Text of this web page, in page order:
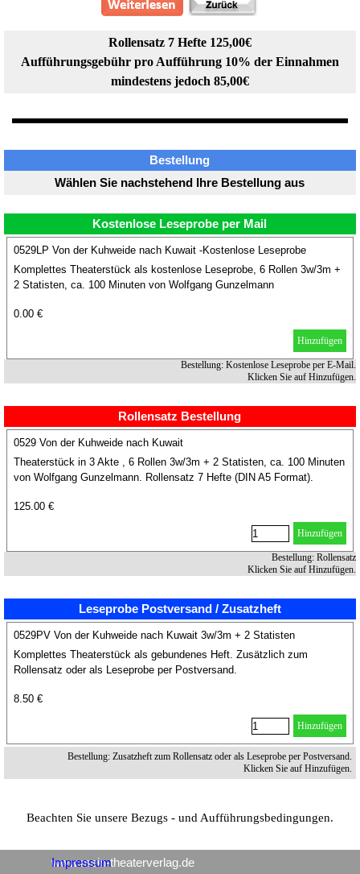
Rollensatz 7 Hefte 125,00€
Aufführungsgebühr pro Aufführung 10% der Einnahmen
mindestens jedoch 85,00€
Bestellung
Wählen Sie nachstehend Ihre Bestellung aus
Kostenlose Leseprobe per Mail
0529LP Von der Kuhweide nach Kuwait -Kostenlose Leseprobe
Komplettes Theaterstück als kostenlose Leseprobe, 6 Rollen 3w/3m +
2 Statisten, ca. 100 Minuten von Wolfgang Gunzelmann
0.00 €
Hinzufügen
Bestellung: Kostenlose Leseprobe per E-Mail.
Klicken Sie auf Hinzufügen.
Rollensatz Bestellung
0529 Von der Kuhweide nach Kuwait
Theaterstück in 3 Akte , 6 Rollen 3w/3m + 2 Statisten, ca. 100 Minuten
von Wolfgang Gunzelmann. Rollensatz 7 Hefte (DIN A5 Format).
125.00 €
Hinzufügen
Bestellung: Rollensatz
Klicken Sie auf Hinzufügen.
Leseprobe Postversand / Zusatzheft
0529PV Von der Kuhweide nach Kuwait 3w/3m + 2 Statisten
Komplettes Theaterstück als gebundenes Heft. Zusätzlich zum
Rollensatz oder als Leseprobe per Postversand.
8.50 €
Hinzufügen
Bestellung: Zusatzheft zum Rollensatz oder als Leseprobe per Postversand.
Klicken Sie auf Hinzufügen.
Beachten Sie unsere Bezugs - und Aufführungsbedingungen.
www.mein-theaterverlag.de
Impressum